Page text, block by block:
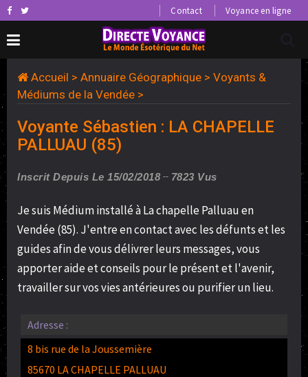
Contact Voyance en ligne
Accueil > Annuaire Géographique > Voyants &
Médiums de la Vendée >
Voyante Sébastien : LA CHAPELLE
PALLUAU (85)
Inscrit Depuis Le 15/02/2018 7823 Vus
Je suis Médium installé à La chapelle Palluau en
Vendée (85). J'entre en contact avec les défunts et les
guides afin de vous délivrer leurs messages, vous
apporter aide et conseils pour le présent et l'avenir,
travailler sur vos vies antérieures ou purifier un lieu.
Adresse :
8 bis rue de la Joussemière
85670 LA CHAPELLE PALLUAU